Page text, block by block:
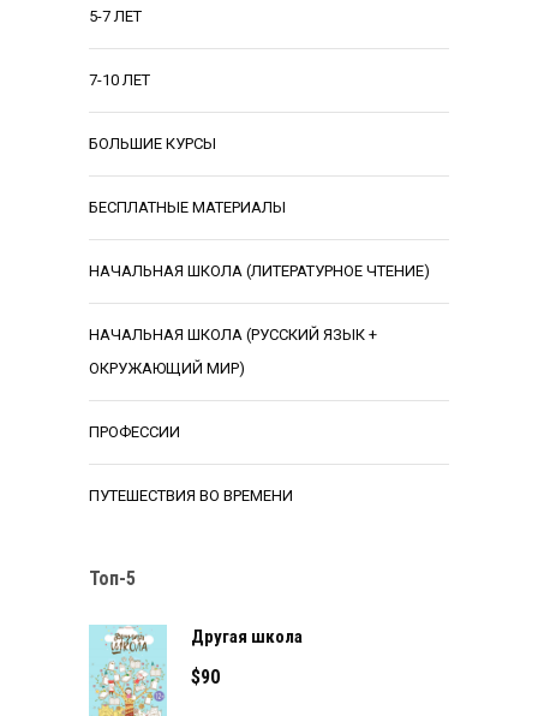
5-7 ЛЕТ
7-10 ЛЕТ
БОЛЬШИЕ КУРСЫ
БЕСПЛАТНЫЕ МАТЕРИАЛЫ
НАЧАЛЬНАЯ ШКОЛА (ЛИТЕРАТУРНОЕ ЧТЕНИЕ)
НАЧАЛЬНАЯ ШКОЛА (РУССКИЙ ЯЗЫК +
ОКРУЖАЮЩИЙ МИР)
ПРОФЕССИИ
ПУТЕШЕСТВИЯ ВО ВРЕМЕНИ
Топ-5
Другая школа
$90